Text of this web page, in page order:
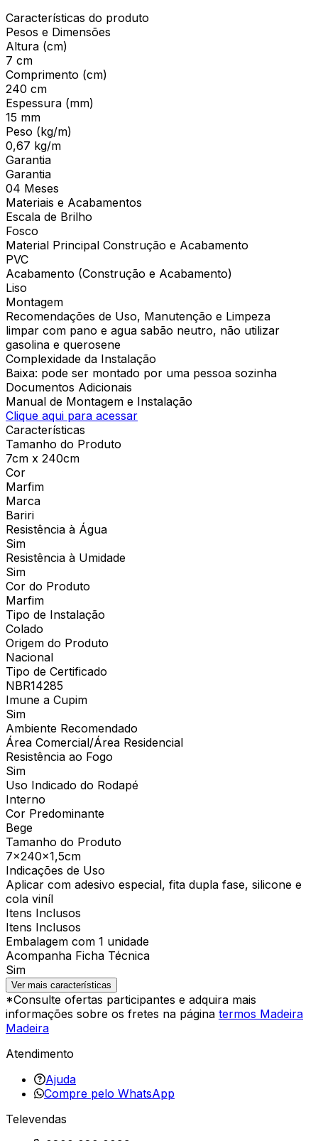
Características do produto
Pesos e Dimensões
Altura (cm)
7 cm
Comprimento (cm)
240 cm
Espessura (mm)
15 mm
Peso (kg/m)
0,67 kg/m
Garantia
Garantia
04 Meses
Materiais e Acabamentos
Escala de Brilho
Fosco
Material Principal Construção e Acabamento
PVC
Acabamento (Construção e Acabamento)
Liso
Montagem
Recomendações de Uso, Manutenção e Limpeza
limpar com pano e agua sabão neutro, não utilizar
gasolina e querosene
Complexidade da Instalação
Baixa: pode ser montado por uma pessoa sozinha
Documentos Adicionais
Manual de Montagem e Instalação
Clique aqui para acessar
Características
Tamanho do Produto
7cm x 240cm
Cor
Marfim
Marca
Bariri
Resistência à Água
Sim
Resistência à Umidade
Sim
Cor do Produto
Marfim
Tipo de Instalação
Colado
Origem do Produto
Nacional
Tipo de Certificado
NBR14285
Imune a Cupim
Sim
Ambiente Recomendado
Área Comercial/Área Residencial
Resistência ao Fogo
Sim
Uso Indicado do Rodapé
Interno
Cor Predominante
Bege
Tamanho do Produto
7x240x1,5cm
Indicações de Uso
Aplicar com adesivo especial, fita dupla fase, silicone e
cola viníl
Itens Inclusos
Itens Inclusos
Embalagem com 1 unidade
Acompanha Ficha Técnica
Sim
Ver mais características
*Consulte ofertas participantes e adquira mais
informações sobre os fretes na página termos Madeira
Madeira
Atendimento
Ajuda
Compre pelo WhatsApp
Televendas